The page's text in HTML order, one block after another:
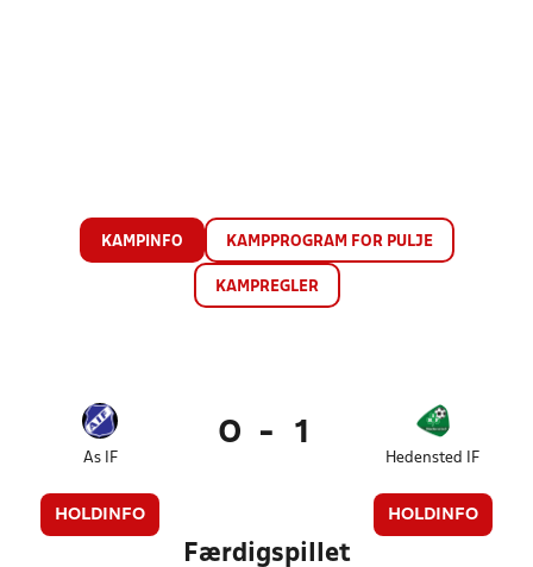
KAMPINFO KAMPPROGRAM FOR PULJE
KAMPREGLER
As IF
HOLDINFO
0 - 1
Hedensted IF
HOLDINFO
Færdigspillet